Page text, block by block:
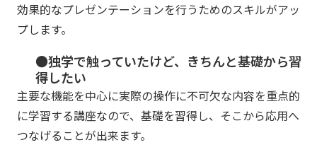
効果的なプレゼンテーションを行うためのスキルがアッ
プします。
●独学で触っていたけど、きちんと基礎から習
得したい
主要な機能を中心に実際の操作に不可欠な内容を重点的
に学習する講座なので、基礎を習得し、そこから応用へ
つなげることが出来ます。